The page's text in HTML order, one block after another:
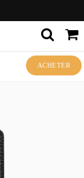
ACHETER